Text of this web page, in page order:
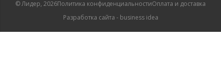
© Лидер, 2026Политика конфиденциальностиОплата и доставка
Разработка сайта - business idea